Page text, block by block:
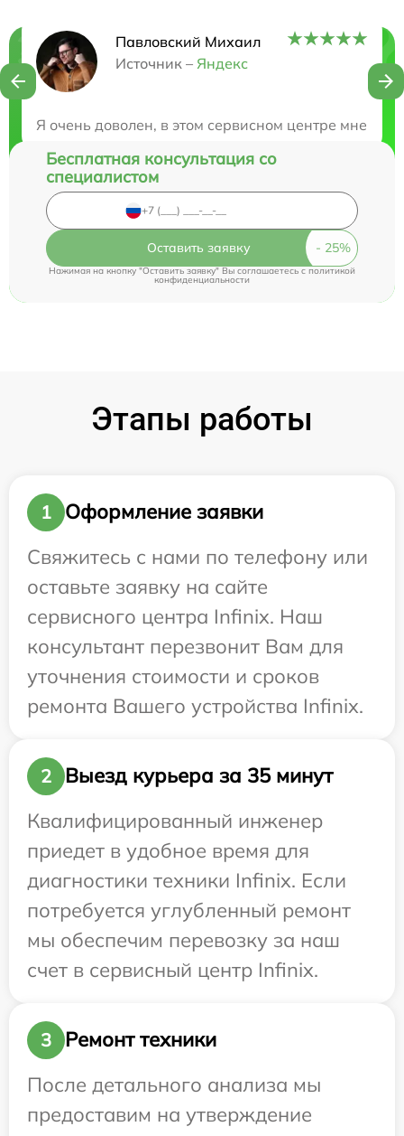
Павловский Михаил
Источник – Яндекс
Я очень доволен, в этом сервисном центре мне
Нужна консультация?
Бесплатная консультация со
специалистом
Оставить заявку
Нажимая на кнопку "Оставить заявку" Вы соглашаетесь cполитикой
конфиденциальности
Этапы работы
1
Оформление заявки
Свяжитесь с нами по телефону или
оставьте заявку на сайте
сервисного центра Infinix. Наш
консультант перезвонит Вам для
уточнения стоимости и сроков
ремонта Вашего устройства Infinix.
2
Выезд курьера за 35 минут
Квалифицированный инженер
приедет в удобное время для
диагностики техники Infinix. Если
потребуется углубленный ремонт
мы обеспечим перевозку за наш
счет в сервисный центр Infinix.
3
Ремонт техники
После детального анализа мы
предоставим на утверждение